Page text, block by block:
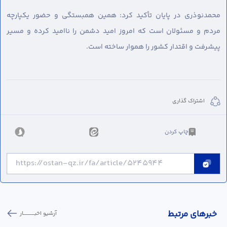
محمدنوذری در پایان تأکید کرد: همین همبستگی و حضور یکپارچه
مردم و مسئولان است که امروز امید دشمن را ناامید کرده و مسیر
پیشرفت و اقتدار کشور را هموار ساخته است.
اشتراک گذاری
چاپ کردن
خبر‌های مرتبط آرشیو اخبـــــــــــار